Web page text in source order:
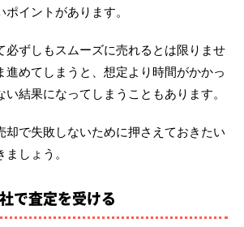
イントがあります。
必ずしもスムーズに売れるとは限りませ
進めてしまうと、想定より時間がかかっ
結果になってしまうこともあります。
却で失敗しないために押さえておきたい
しょう。
で査定を受ける